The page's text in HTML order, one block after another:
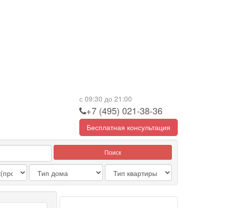
с 09:30 до 21:00
+7 (495) 021-38-36
Бесплатная консультация
Поиск